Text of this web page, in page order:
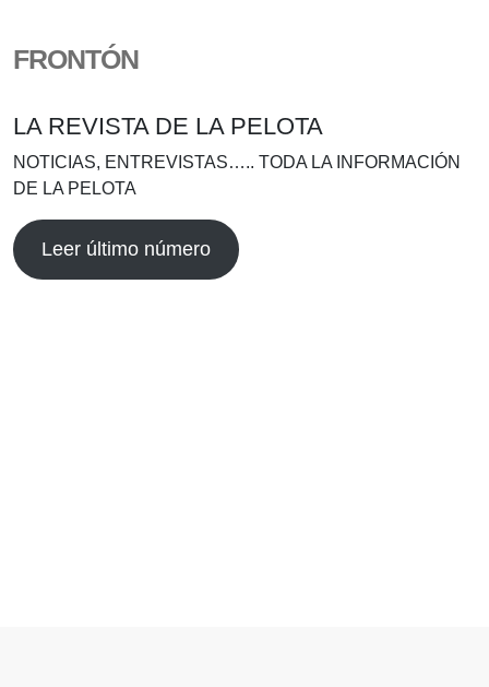
FRONTÓN
LA REVISTA DE LA PELOTA
NOTICIAS, ENTREVISTAS….. TODA LA INFORMACIÓN
DE LA PELOTA
Leer último número